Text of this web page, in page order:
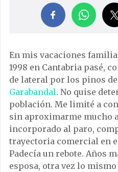
En mis vacaciones
1998 en Cantabria pasé,
de lateral por los pinos de
Garabandal. No quise
población. Me limité a
sin aproximarme mucho
incorporado al paro,
trayectoria comercial en
Padecía un rebote. Años
esposa, otra vez lo